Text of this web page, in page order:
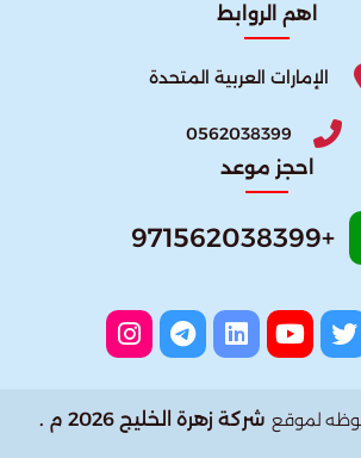
اهم الروابط
الإمارات العربية المتحدة
0562038399
احجز موعد
+971562038399
لموقع شركة زهرة الخليج 2026 م .